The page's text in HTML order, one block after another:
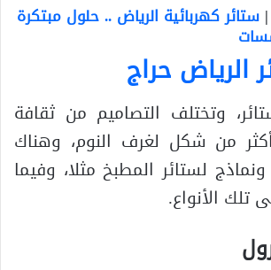
ستائر كهربائية الرياض .. حلول مبتكرة
الرياض حراج
وتختلف التصاميم من ثقافة
من شكل لغرف النوم، وهناك
لستائر المطبخ مثلا، وفيما
الأنواع.